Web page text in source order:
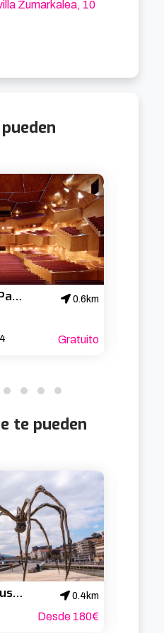
son los resultados
Gaal
Zumarkalea, 10
Visitas guiadas al Palacio Euskalduna
0.6km
Gratuito
te pueden
Tour Privado del Museo Guggenheim Bilbao con Guía Oficial
0.4km
Desde 180€